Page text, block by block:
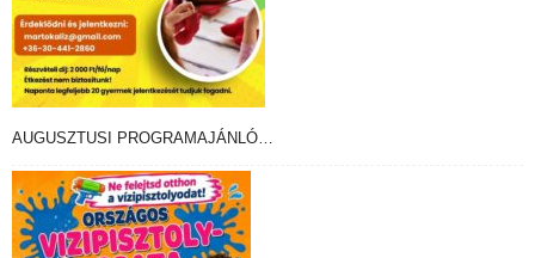
AUGUSZTUSI PROGRAMAJÁNLÓ…